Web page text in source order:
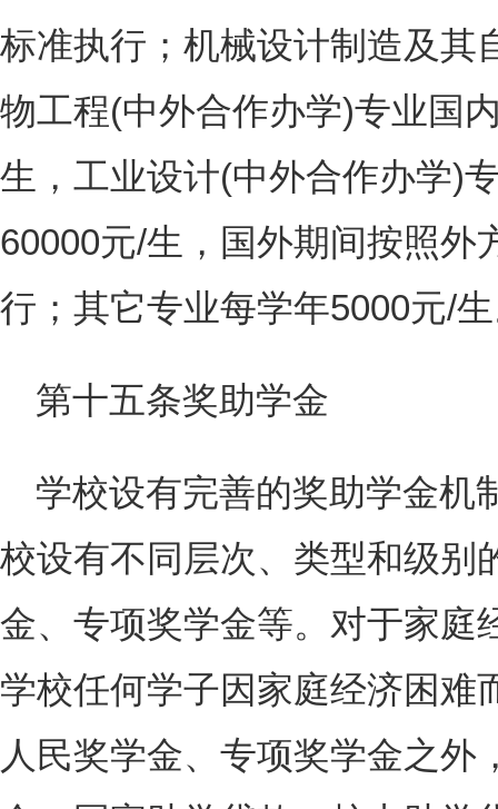
标准执行；机械设计制造及其
物工程(中外合作办学)专业国
生，工业设计(中外合作办学)
60000元/生，国外期间按照外
行；其它专业每学年5000元/
第十五条奖助学金
学校设有完善的奖助学金机
校设有不同层次、类型和级别
金、专项奖学金等。对于家庭
学校任何学子因家庭经济困难
人民奖学金、专项奖学金之外